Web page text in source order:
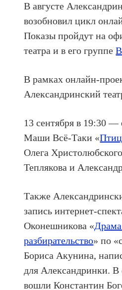
В августе
возобновил цикл
Показы пройдут на
театра и в его группе
В рамках онлайн-
Александринский
13 сентября в 19:30
Маши Всё-Таки «
Олега
Теплякова и
Также
запись интернет-
Оконешникова «
разбирательство» по
Бориса Акунина,
для Александринки.
вошли Константин